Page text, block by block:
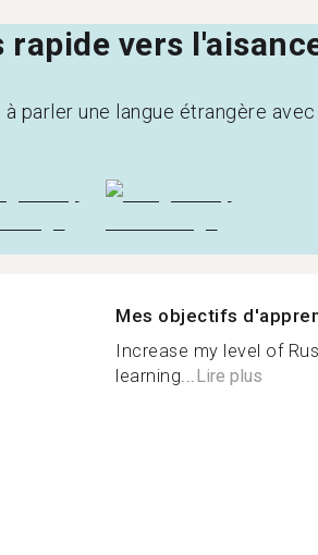
rapide vers
parler une langue étrangère
Mes objectifs
Increase my level of
learning... Lire plus